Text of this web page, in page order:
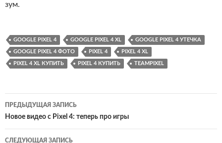
зум.
GOOGLE PIXEL 4 GOOGLE PIXEL 4 XL GOOGLE PIXEL 4 УТЕЧКА
GOOGLE PIXEL 4 ФОТО PIXEL 4 PIXEL 4 XL
PIXEL 4 XL КУПИТЬ PIXEL 4 КУПИТЬ TEAMPIXEL
Навигация
по
записям
ПРЕДЫДУЩАЯ ЗАПИСЬ
Новое видео с Pixel 4: теперь про игры
СЛЕДУЮЩАЯ ЗАПИСЬ